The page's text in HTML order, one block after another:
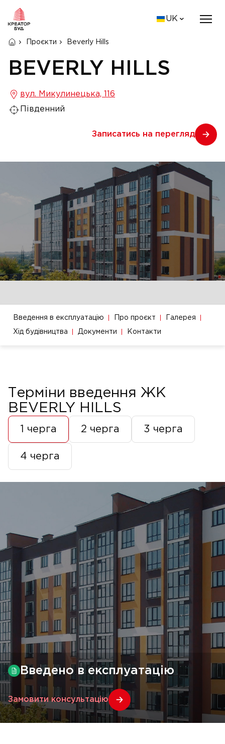
UK
Проєкти Beverly Hills
BEVERLY HILLS
вул. Микулинецька, 116
Південний
Записатись на перегляд
Введення в експлуатацію Про проєкт Галерея
Хід будівництва Документи Контакти
Терміни введення ЖК
BEVERLY HILLS
1 черга 2 черга 3 черга
4 черга
Введено в експлуатацію
Замовити консультацію